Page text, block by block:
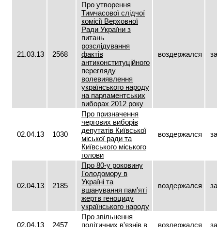
21.03.13 2568
Про утворення
Тимчасової слідчої
комісії Верховної
Ради України з
питань
розслідування
фактів
антиконституційного
перегляду
волевиявлення
українського народу
на парламентських
виборах 2012 року
воздержался за
02.04.13 1030
Про призначення
чергових виборів
депутатів Київської
міської ради та
Київського міського
голови
воздержался за
02.04.13 2185
Про 80-у роковину
Голодомору в
Україні та
вшанування пам'яті
жертв геноциду
українського народу
воздержался за
02.04.13 2457
Про звільнення
політичних в'язнів в
воздержался за